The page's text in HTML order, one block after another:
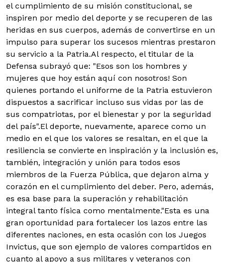
el cumplimiento de su misión constitucional, se
inspiren por medio del deporte y se recuperen de las
heridas en sus cuerpos, además de convertirse en un
impulso para superar los sucesos mientras prestaron
su servicio a la Patria.Al respecto, el titular de la
Defensa subrayó que: "Esos son los hombres y
mujeres que hoy están aquí con nosotros! Son
quienes portando el uniforme de la Patria estuvieron
dispuestos a sacrificar incluso sus vidas por las de
sus compatriotas, por el bienestar y por la seguridad
del país".El deporte, nuevamente, aparece como un
medio en el que los valores se resaltan, en el que la
resiliencia se convierte en inspiración y la inclusión es,
también, integración y unión para todos esos
miembros de la Fuerza Pública, que dejaron alma y
corazón en el cumplimiento del deber. Pero, además,
es esa base para la superación y rehabilitación
integral tanto física como mentalmente."Esta es una
gran oportunidad para fortalecer los lazos entre las
diferentes naciones, en esta ocasión con los Juegos
Invictus, que son ejemplo de valores compartidos en
cuanto al apoyo a sus militares y veteranos con